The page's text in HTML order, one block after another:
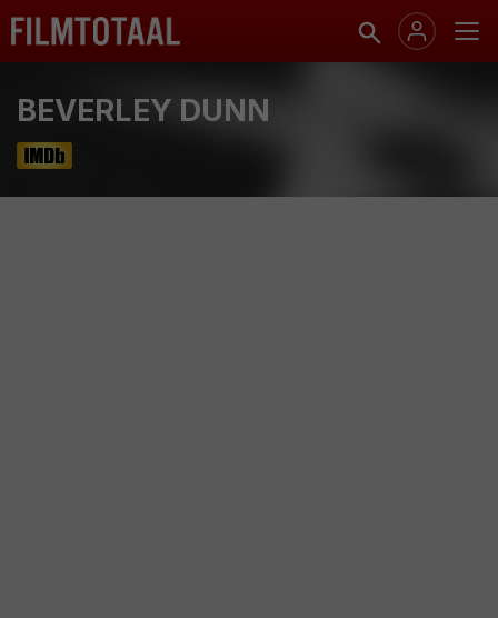
BEVERLEY DUNN